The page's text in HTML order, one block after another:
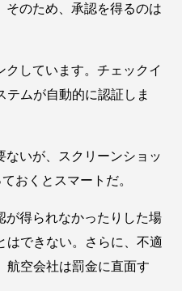
そのため、承認を得るのは
しています。チェックイ
テムが自動的に認証しま
いが、スクリーンショッ
おくとスマートだ。
が得られなかったりした場
はできない。さらに、不適
航空会社は罰金に直面す